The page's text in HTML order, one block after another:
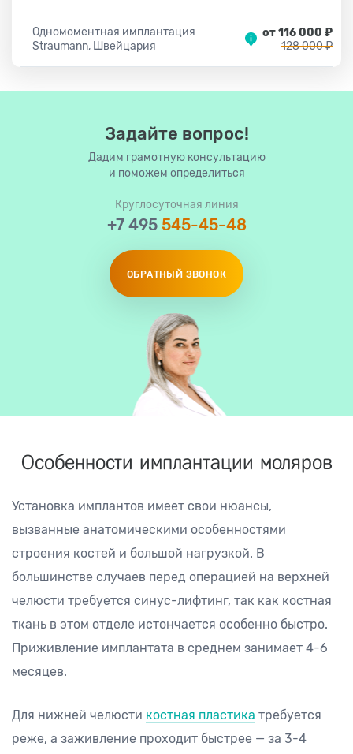
Одномоментная имплантация
Straumann, Швейцария
128 000 ₽
от 116 000 ₽
Задайте вопрос!
Дадим грамотную консультацию
и поможем определиться
Круглосуточная линия
+7 495545-45-48
ОБРАТНЫЙ ЗВОНОК
Особенности имплантации моляров
Установка имплантов имеет свои нюансы,
вызванные анатомическими особенностями
строения костей и большой нагрузкой. В
большинстве случаев перед операцией на верхней
челюсти требуется синус-лифтинг, так как костная
ткань в этом отделе истончается особенно быстро.
Приживление имплантата в среднем занимает 4-6
месяцев.
Для нижней челюсти костная пластика требуется
реже, а заживление проходит быстрее — за 3-4